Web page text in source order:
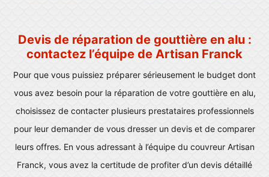
Devis de réparation de gouttière en alu :
contactez l’équipe de Artisan Franck
Pour que vous puissiez préparer sérieusement le budget dont
vous avez besoin pour la réparation de votre gouttière en alu,
choisissez de contacter plusieurs prestataires professionnels
pour leur demander de vous dresser un devis et de comparer
leurs offres. En vous adressant à l’équipe du couvreur Artisan
Franck, vous avez la certitude de profiter d’un devis détaillé